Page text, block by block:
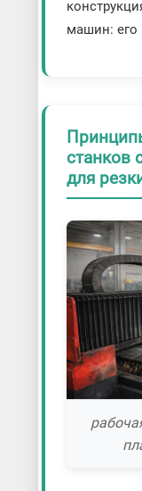
машин: его
станков
для